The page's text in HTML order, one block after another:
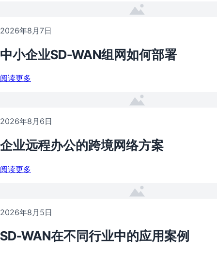
2026年8月7日
中小企业SD-WAN组网如何部署
阅读更多
2026年8月6日
企业远程办公的跨境网络方案
阅读更多
2026年8月5日
SD-WAN在不同行业中的应用案例